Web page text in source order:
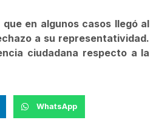
en algunos casos llegó al
a su representatividad.
ciudadana respecto a la
WhatsApp